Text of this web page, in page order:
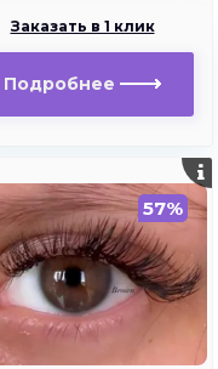
и
Заказать в 1 клик
Подробнее
57%